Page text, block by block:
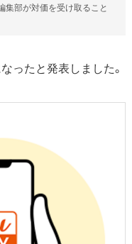
集部が対価を受け取ること
ったと発表しました。